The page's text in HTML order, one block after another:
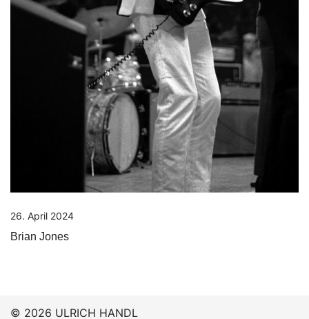
26. April 2024
Brian Jones
© 2026 ULRICH HANDL